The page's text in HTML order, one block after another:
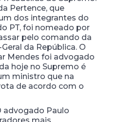
Pertence, que
dos integrantes do
PT, foi nomeado por
pelo comando da
da República. O
Mendes foi advogado
hoje no Supremo é
ministro que na
de acordo com o
advogado Paulo